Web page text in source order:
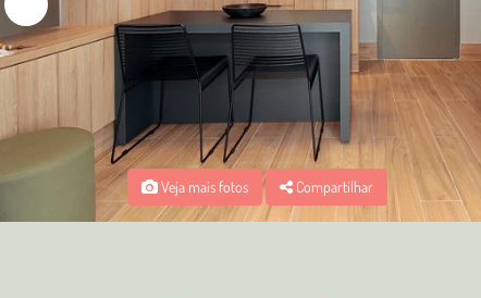
Veja mais fotos Compartilhar